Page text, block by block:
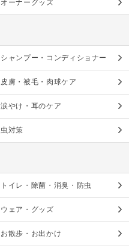
オーナーグッズ
シャンプー・コンディショナー
皮膚・被毛・肉球ケア
涙やけ・耳のケア
虫対策
トイレ・除菌・消臭・防虫
ウェア・グッズ
お散歩・お出かけ